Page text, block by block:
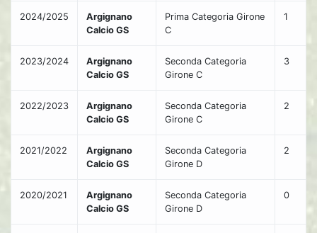
2024/2025
Argignano
Calcio GS
Prima Categoria Girone
C
1
2023/2024
Argignano
Calcio GS
Seconda Categoria
Girone C
3
2022/2023
Argignano
Calcio GS
Seconda Categoria
Girone C
2
2021/2022
Argignano
Calcio GS
Seconda Categoria
Girone D
2
2020/2021
Argignano
Calcio GS
Seconda Categoria
Girone D
0